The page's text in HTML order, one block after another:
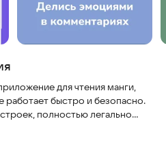
для чтения манги,
работает быстро и безопасно.
полностью легально
каталога.